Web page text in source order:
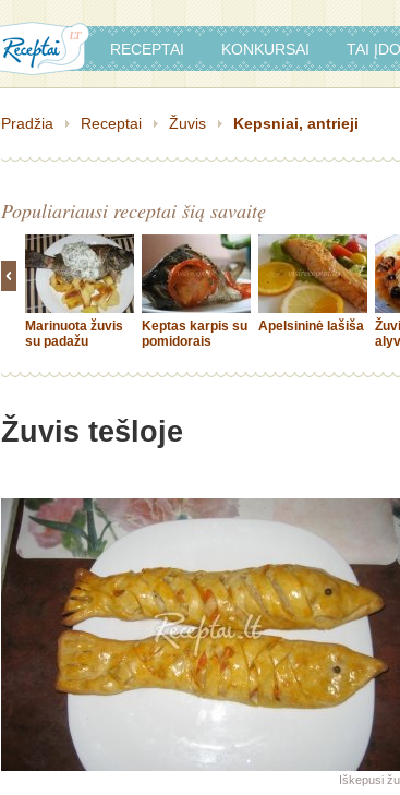
RECEPTAI KONKURSAI TAI
Pradžia Receptai Žuvis Kepsniai, antrieji
Populiariausi receptai šią savaitę
Marinuota žuvis
su padažu
Keptas karpis su
pomidorais
Apelsininė lašiša
Žuvis tešloje
Iškepusi